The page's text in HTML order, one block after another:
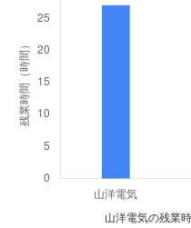
山洋電気の残業